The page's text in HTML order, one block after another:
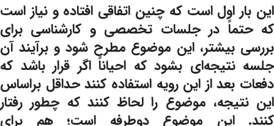
این بار اول است که چنین اتفاقی افتاده و نیاز است
که حتماً در جلسات تخصصی و کارشناسی برای
بررسی بیشتر، این موضوع مطرح شود و برآیند آن
جلسه نتیجه‌ای بشود که احیاناً اگر قرار باشد که
دفعات بعد از این رویه استفاده کنند حداقل براساس
این نتیجه، موضوع را لحاظ کنند که چطور رفتار
کنند. این موضوع دوطرفه است؛ هم برای